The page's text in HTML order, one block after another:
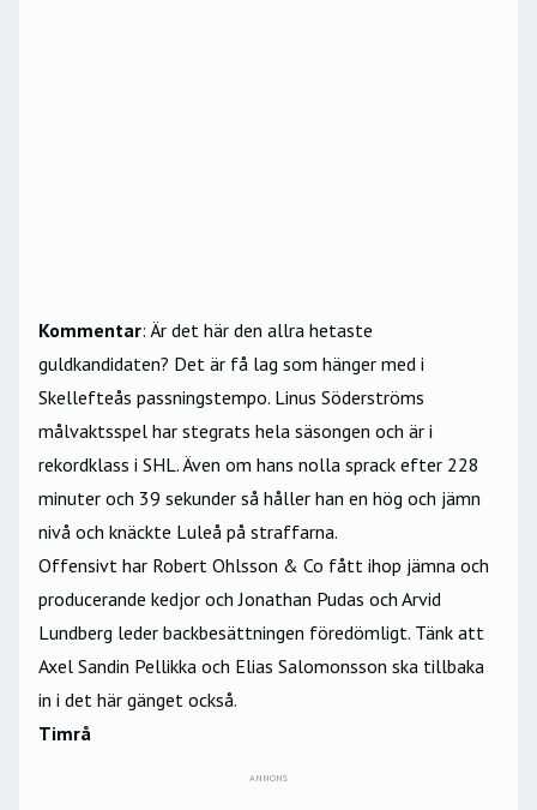
Kommentar: Är det här den allra hetaste
guldkandidaten? Det är få lag som hänger med i
Skellefteås passningstempo. Linus Söderströms
målvaktsspel har stegrats hela säsongen och är i
rekordklass i SHL. Även om hans nolla sprack efter 228
minuter och 39 sekunder så håller han en hög och jämn
nivå och knäckte Luleå på straffarna.
Offensivt har Robert Ohlsson & Co fått ihop jämna och
producerande kedjor och Jonathan Pudas och Arvid
Lundberg leder backbesättningen föredömligt. Tänk att
Axel Sandin Pellikka och Elias Salomonsson ska tillbaka
in i det här gänget också.
Timrå
ANNONS